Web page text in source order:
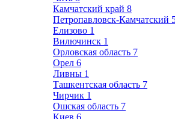
Камчатский край 8
Петропавловск-Камчатский
Елизово 1
Вилючинск 1
Орловская область 7
Орел 6
Ливны 1
Ташкентская область 7
Чирчик 1
Ошская область 7
Киев 6